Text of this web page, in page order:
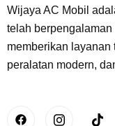
Wijaya AC Mobil
telah
memberikan layanan
peralatan modern,